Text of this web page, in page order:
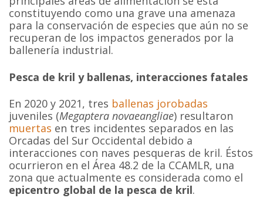
constituyendo como una grave una amenaza
para la conservación de especies que aún no se
recuperan de los impactos generados por la
ballenería industrial.
Pesca de kril y ballenas, interacciones fatales
En 2020 y 2021, tres ballenas jorobadas
juveniles (Megaptera novaeangliae) resultaron
muertas en tres incidentes separados en las
Orcadas del Sur Occidental debido a
interacciones con naves pesqueras de kril. Éstos
ocurrieron en el Área 48.2 de la CCAMLR, una
zona que actualmente es considerada como el
epicentro global de la pesca de kril.